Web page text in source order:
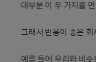
대부분 이 두 가지를
그래서 반응이 좋은
예를 들어 우리와 비